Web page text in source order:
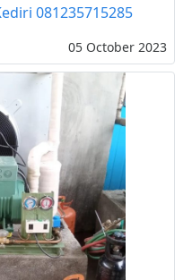
081235715285
05 October 2023